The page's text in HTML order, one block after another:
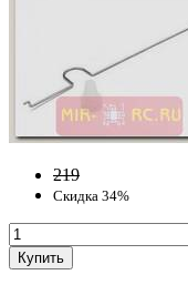
219
Скидка 34%